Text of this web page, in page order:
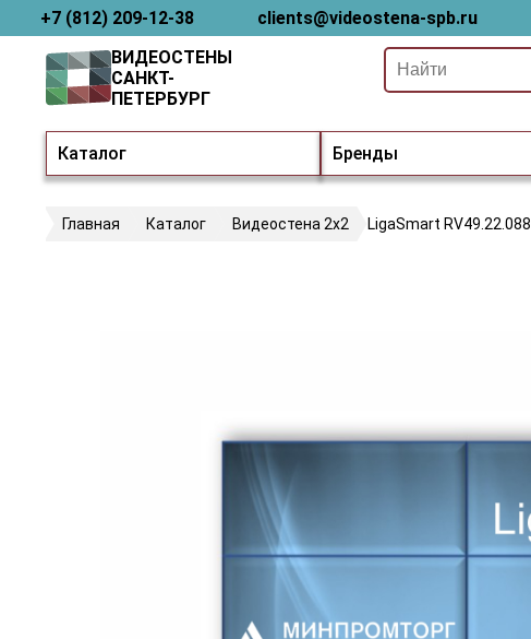
+7 (812) 209-12-38 clients@videostena-spb.ru
Каталог Бренды
ВИДЕОСТЕНЫ
САНКТ-
ПЕТЕРБУРГ
Главная Каталог Видеостена 2x2 LigaSmart RV49.22.088